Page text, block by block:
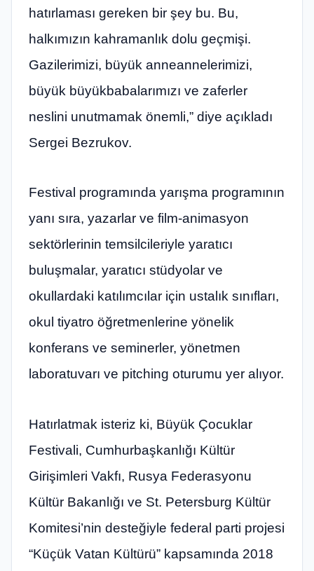
hatırlaması gereken bir şey bu. Bu,
halkımızın kahramanlık dolu geçmişi.
Gazilerimizi, büyük anneannelerimizi,
büyük büyükbabalarımızı ve zaferler
neslini unutmamak önemli,” diye açıkladı
Sergei Bezrukov.
Festival programında yarışma programının
yanı sıra, yazarlar ve film-animasyon
sektörlerinin temsilcileriyle yaratıcı
buluşmalar, yaratıcı stüdyolar ve
okullardaki katılımcılar için ustalık sınıfları,
okul tiyatro öğretmenlerine yönelik
konferans ve seminerler, yönetmen
laboratuvarı ve pitching oturumu yer alıyor.
Hatırlatmak isteriz ki, Büyük Çocuklar
Festivali, Cumhurbaşkanlığı Kültür
Girişimleri Vakfı, Rusya Federasyonu
Kültür Bakanlığı ve St. Petersburg Kültür
Komitesi’nin desteğiyle federal parti projesi
“Küçük Vatan Kültürü” kapsamında 2018